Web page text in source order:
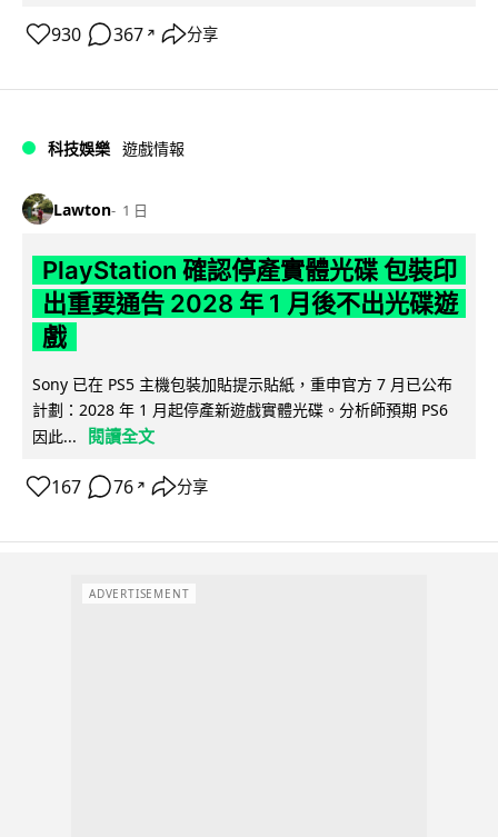
930 367 ↗ 分享
科技娛樂 遊戲情報
Lawton 1 日
PlayStation 確認停產實體光碟 包裝印
出重要通告 2028 年 1 月後不出光碟遊
戲
Sony 已在 PS5 主機包裝加貼提示貼紙，重申官方 7 月已公布
計劃：2028 年 1 月起停產新遊戲實體光碟。分析師預期 PS6
因此...
閱讀全文
167 76 ↗ 分享
ADVERTISEMENT